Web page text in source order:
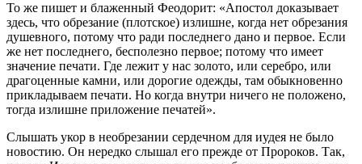
То же пишет и блаженный Феодорит: «Апостол доказывает
здесь, что обрезание (плотское) излишне, когда нет обрезания
душевного, потому что ради последнего дано и первое. Если
же нет последнего, бесполезно первое; потому что имеет
значение печати. Где лежит у нас золото, или серебро, или
драгоценные камни, или дорогие одежды, там обыкновенно
прикладываем печати. Но когда внутри ничего не положено,
тогда излишне приложение печатей».
Слышать укор в необрезании сердечном для иудея не было
новостию. Он нередко слышал его прежде от Пророков. Так,